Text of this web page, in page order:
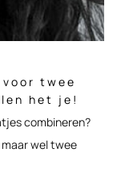
twee
het je!
combineren?
wel twee